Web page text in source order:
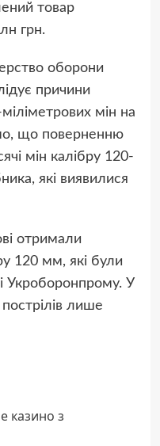
товар
грн.
оборони
причини
мін на
що поверненню
мін калібру 120-
які виявилися
отримали
120 мм, які були
Укроборонпрому. У
пострілів лише
казино з